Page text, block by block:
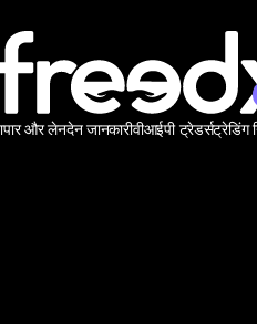
और लेनदेन जानकारीवीआईपी ट्रेडर्सट्रेडिंग